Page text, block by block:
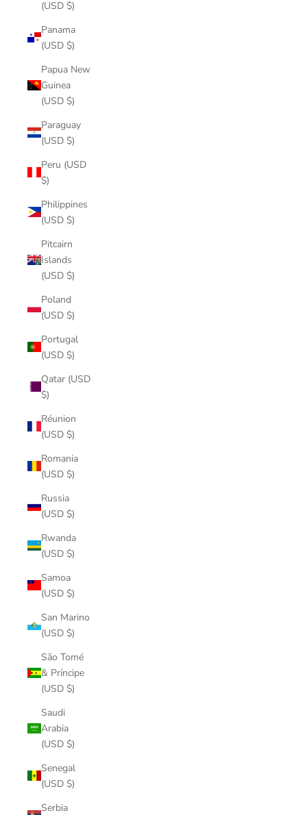
(USD $)
Panama
(USD $)
Papua New
Guinea
(USD $)
Paraguay
(USD $)
Peru (USD
$)
Philippines
(USD $)
Pitcairn
Islands
(USD $)
Poland
(USD $)
Portugal
(USD $)
Qatar (USD
$)
Réunion
(USD $)
Romania
(USD $)
Russia
(USD $)
Rwanda
(USD $)
Samoa
(USD $)
San Marino
(USD $)
São Tomé
& Príncipe
(USD $)
Saudi
Arabia
(USD $)
Senegal
(USD $)
Serbia